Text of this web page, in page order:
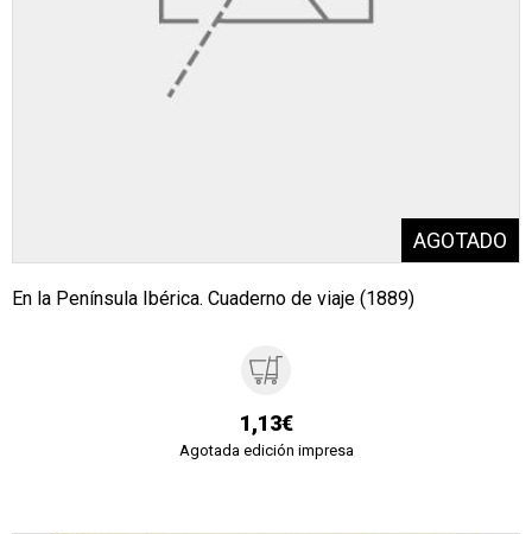
En la Península Ibérica. Cuaderno de viaje (1889)
1,13€
Agotada edición impresa